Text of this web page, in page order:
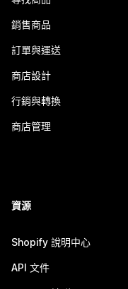
銷售商品
訂單與運送
商店設計
行銷與轉換
商店管理
資源
Shopify 說明中心
API 文件